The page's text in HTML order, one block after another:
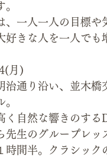
。
、一人一人の目標や
好きな人を一人でも
月)
治通り沿い、並木橋
。
く自然な響きのする
先生のグループレッ
時間半。クラシッ